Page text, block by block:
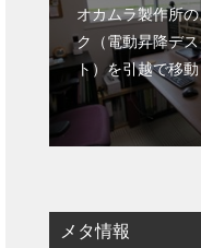
オカムラ製作所
ク（電動昇降デ
ト）を引越で移
メタ情報